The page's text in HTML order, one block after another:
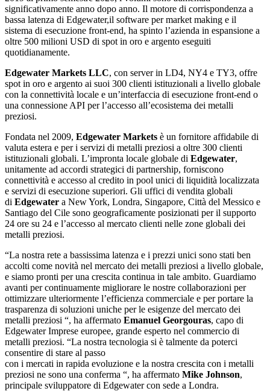
significativamente anno dopo anno. Il motore di corrispondenza a
bassa latenza di Edgewater,il software per market making e il
sistema di esecuzione front-end, ha spinto l’azienda in espansione a
oltre 500 milioni USD di spot in oro e argento eseguiti
quotidianamente.
Edgewater Markets LLC, con server in LD4, NY4 e TY3, offre
spot in oro e argento ai suoi 300 clienti istituzionali a livello globale
con la connettività locale e un’interfaccia di esecuzione front-end o
una connessione API per l’accesso all’ecosistema dei metalli
preziosi.
Fondata nel 2009, Edgewater Markets è un fornitore affidabile di
valuta estera e per i servizi di metalli preziosi a oltre 300 clienti
istituzionali globali. L’impronta locale globale di Edgewater,
unitamente ad accordi strategici di partnership, forniscono
connettività e accesso al credito in pool unici di liquidità localizzata
e servizi di esecuzione superiori. Gli uffici di vendita globali
di Edgewater a New York, Londra, Singapore, Città del Messico e
Santiago del Cile sono geograficamente posizionati per il supporto
24 ore su 24 e l’accesso al mercato clienti nelle zone globali dei
metalli preziosi.
“La nostra rete a bassissima latenza e i prezzi unici sono stati ben
accolti come novità nel mercato dei metalli preziosi a livello globale,
e siamo pronti per una crescita continua in tale ambito. Guardiamo
avanti per continuamente migliorare le nostre collaborazioni per
ottimizzare ulteriormente l’efficienza commerciale e per portare la
trasparenza di soluzioni uniche per le esigenze del mercato dei
metalli preziosi “, ha affermato Emanuel Georgouras, capo di
Edgewater Imprese europee, grande esperto nel commercio di
metalli preziosi. “La nostra tecnologia si è talmente da poterci
consentire di stare al passo
con i mercati in rapida evoluzione e la nostra crescita con i metalli
preziosi ne sono una conferma “, ha affermato Mike Johnson,
principale sviluppatore di Edgewater con sede a Londra.